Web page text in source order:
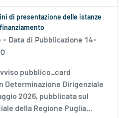
di presentazione delle istanze
- Data di Pubblicazione 14-
pubblico_card
Determinazione Dirigenziale
2026, pubblicata sul
della Regione Puglia...